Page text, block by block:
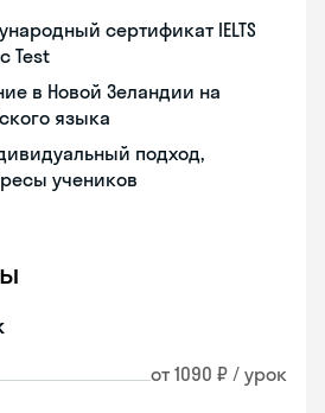
сертификат IELTS
Test
в Новой Зеландии на
языка
подход,
учеников
от 1090 ₽ / урок